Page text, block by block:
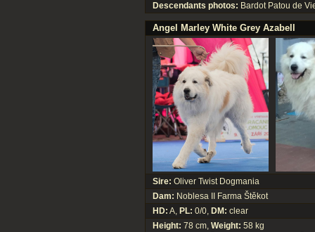
Descendants photos: Bardot Patou de
Angel Marley White Grey Azabell
Sire: Oliver Twist Dogmania
Dam: Noblesa II Farma Štěkot
HD: A, PL: 0/0, DM: clear
Height: 78 cm, Weight: 58 kg